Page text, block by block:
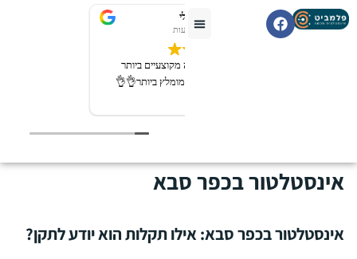
רובי מיכאלי
שירות מעולה חברה מקוצעיים ביותר
יודעים את העבודה מומלץ ביותר👌👌
אינסטלטור בכפר סבא
אינסטלטור בכפר סבא: אילו תקלות הוא יודע לתקן?